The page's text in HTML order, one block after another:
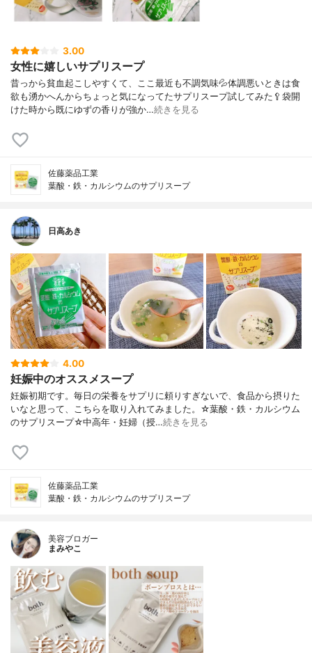
3.00
女性に嬉しいサプリスープ
昔っから貧血起こしやすくて、ここ最近も不調気味💦体調悪いときは食
欲も湧かへんからちょっと気になってたサプリスープ試してみた🥄⁡袋開
けた時から既にゆずの香りが強か…続きを見る
佐藤薬品工業
葉酸・鉄・カルシウムのサプリスープ
日高あき
4.00
妊娠中のオススメスープ
妊娠初期です。毎日の栄養をサプリに頼りすぎないで、食品から摂りた
いなと思って、こちらを取り入れてみました。☆葉酸・鉄・カルシウム
のサプリスープ☆中高年・妊婦（授…続きを見る
佐藤薬品工業
葉酸・鉄・カルシウムのサプリスープ
美容ブロガー
まみやこ